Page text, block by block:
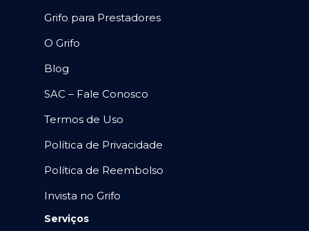
Grifo para Prestadores
O Grifo
Blog
SAC – Fale Conosco
Termos de Uso
Política de Privacidade
Política de Reembolso
Invista no Grifo
Serviços